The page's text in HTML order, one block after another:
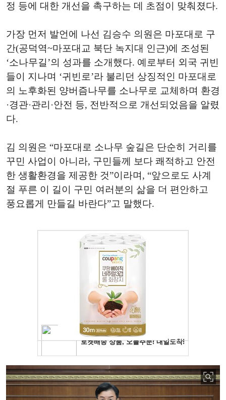
정 등에 대한 개선을 촉구하는 데 초점이 맞춰졌다.
가장 먼저 발언에 나선 김승수 의원은 마포대로 구
간(공덕역~마포대교 북단 녹지대 인근)에 조성된
‘소나무길’의 성과를 소개했다. 예로부터 외국 귀빈
들이 지나며 ‘귀빈로’라 불리던 상징적인 마포대로
의 노후화된 양버즘나무를 소나무로 교체하며 환경
·경관·관리·안전 등, 전반적으로 개선되었음을 알렸
다.
김 의원은 “마포대로 소나무 숲길은 단순히 거리를
꾸민 사업이 아니라, 구민들께 보다 쾌적하고 안전
한 생활환경을 제공한 것”이라며, “앞으로도 사계
절 푸른 이 길이 구민 여러분의 삶을 더 편안하고
풍요롭게 만들길 바란다”고 말했다.